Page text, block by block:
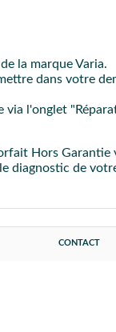
la marque Varia.
dans votre
via l'onglet
Hors
de
CONTACT